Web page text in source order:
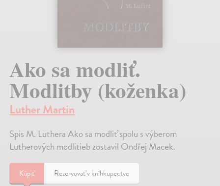
Ako sa modliť.
Modlitby (koženka)
Luther Martin
Spis M. Luthera Ako sa modliť spolu s výberom
Lutherových modlitieb zostavil Ondřej Macek.
Kúpiť Rezervovať v kníhkupectve